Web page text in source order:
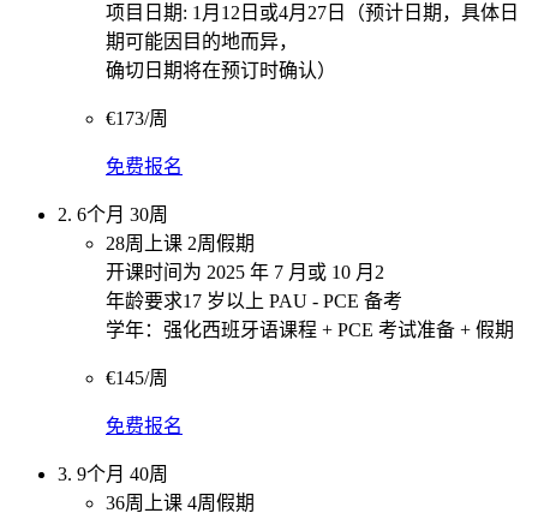
项目日期: 1月12日或4月27日（预计日期，具体日
期可能因目的地而异，
确切日期将在预订时确认）
€173/周
免费报名
2. 6个月 30周
28周上课 2周假期
开课时间为 2025 年 7 月或 10 月2
年龄要求17 岁以上 PAU - PCE 备考
学年：强化西班牙语课程 + PCE 考试准备 + 假期
€145/周
免费报名
3. 9个月 40周
36周上课 4周假期